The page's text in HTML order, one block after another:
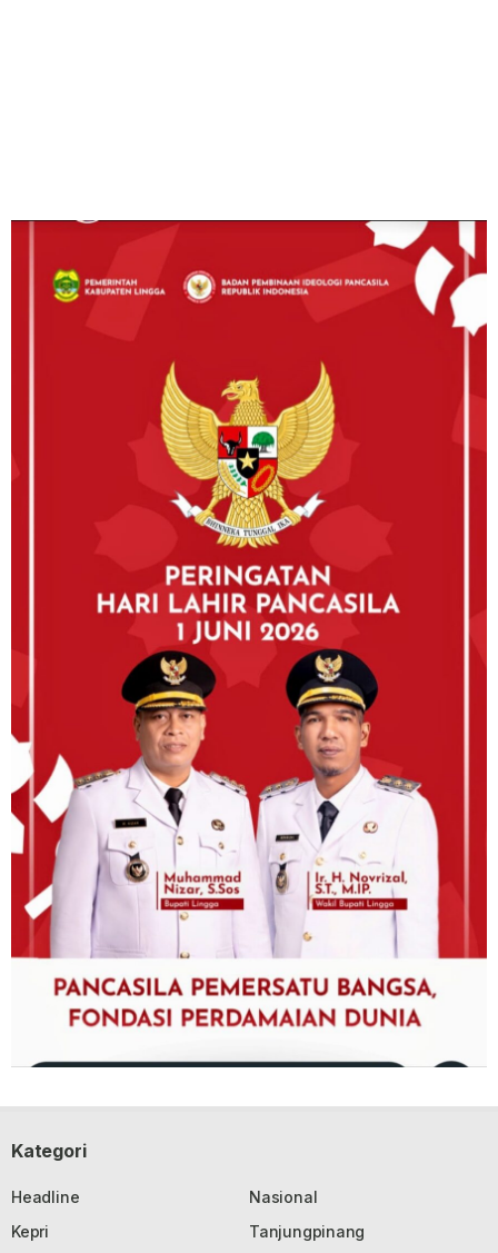
Kategori
Headline
Nasional
Kepri
Tanjungpinang